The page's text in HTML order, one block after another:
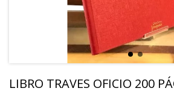
LIBRO TRAVES OFICIO 200